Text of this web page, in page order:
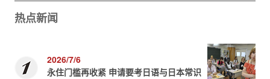
热点新闻
2026/7/6
永住门槛再收紧 申请要考日语与日本常识